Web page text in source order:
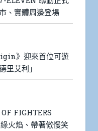
、實體周邊登場
》迎來首位可遊
里艾利」
FIGHTERS
火焰、帶著傲慢笑